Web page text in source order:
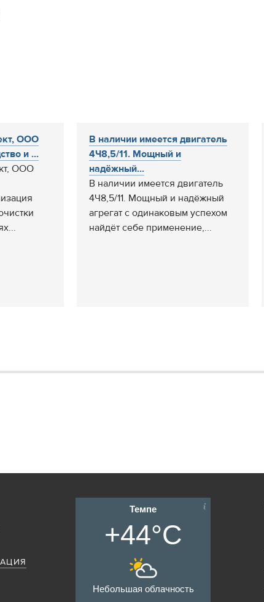
ООО
и ...
ООО
В наличии имеется двигатель
4Ч8,5/11. Мощный и
надёжный...
В наличии имеется двигатель
4Ч8,5/11. Мощный и надёжный
агрегат с одинаковым успехом
найдёт себе применение,...
Темпе
+44°C
Небольшая облачность